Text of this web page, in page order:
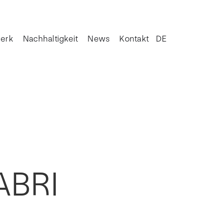
Nachhaltigkeit News Kontakt DE